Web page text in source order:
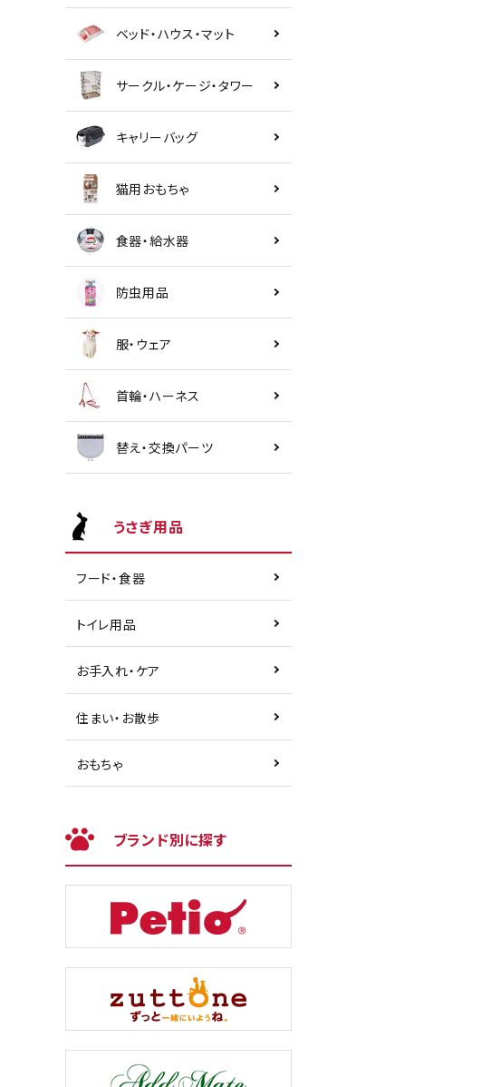
ベッド・ハウス・マット
サークル・ケージ・タワー
キャリーバッグ
猫用おもちゃ
食器・給水器
防虫用品
服・ウェア
首輪・ハーネス
替え・交換パーツ
うさぎ用品
フード・食器
トイレ用品
お手入れ・ケア
住まい・お散歩
おもちゃ
ブランド別に探す